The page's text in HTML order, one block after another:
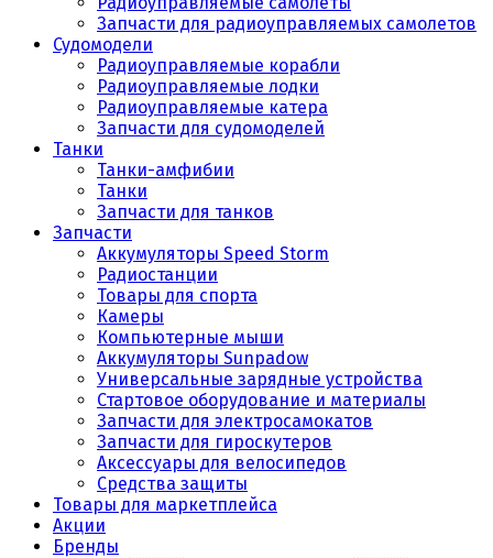
Запчасти для радиоуправляемых самолетов
Судомодели
Радиоуправляемые корабли
Радиоуправляемые лодки
Радиоуправляемые катера
Запчасти для судомоделей
Танки
Танки-амфибии
Танки
Запчасти для танков
Запчасти
Аккумуляторы Speed Storm
Радиостанции
Товары для спорта
Камеры
Компьютерные мыши
Аккумуляторы Sunpadow
Универсальные зарядные устройства
Стартовое оборудование и материалы
Запчасти для электросамокатов
Запчасти для гироскутеров
Аксессуары для велосипедов
Средства защиты
Товары для маркетплейса
Акции
Бренды